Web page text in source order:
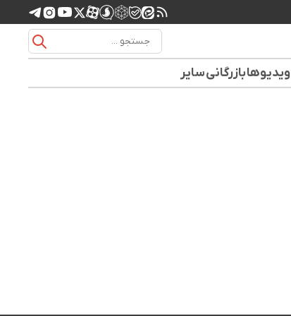
ویدیوهابازرگانیسایر